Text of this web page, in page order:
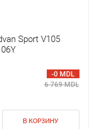
Sport V105
-0 MDL
6 769 MDL
В КОРЗИНУ